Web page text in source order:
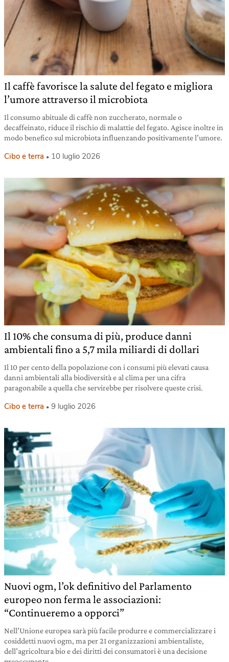
Il caffè favorisce la salute del fegato e migliora
l’umore attraverso il microbiota
Il consumo abituale di caffè non zuccherato, normale o
decaffeinato, riduce il rischio di malattie del fegato. Agisce inoltre in
modo benefico sul microbiota influenzando positivamente l’umore.
Cibo e terra 10 luglio 2026
Il 10% che consuma di più, produce danni
ambientali fino a 5,7 mila miliardi di dollari
Il 10 per cento della popolazione con i consumi più elevati causa
danni ambientali alla biodiversità e al clima per una cifra
paragonabile a quella che servirebbe per risolvere queste crisi.
Cibo e terra 9 luglio 2026
Nuovi ogm, l’ok definitivo del Parlamento
europeo non ferma le associazioni:
“Continueremo a opporci”
Nell’Unione europea sarà più facile produrre e commercializzare i
cosiddetti nuovi ogm, ma per 21 organizzazioni ambientaliste,
dell’agricoltura bio e dei diritti dei consumatori è una decisione